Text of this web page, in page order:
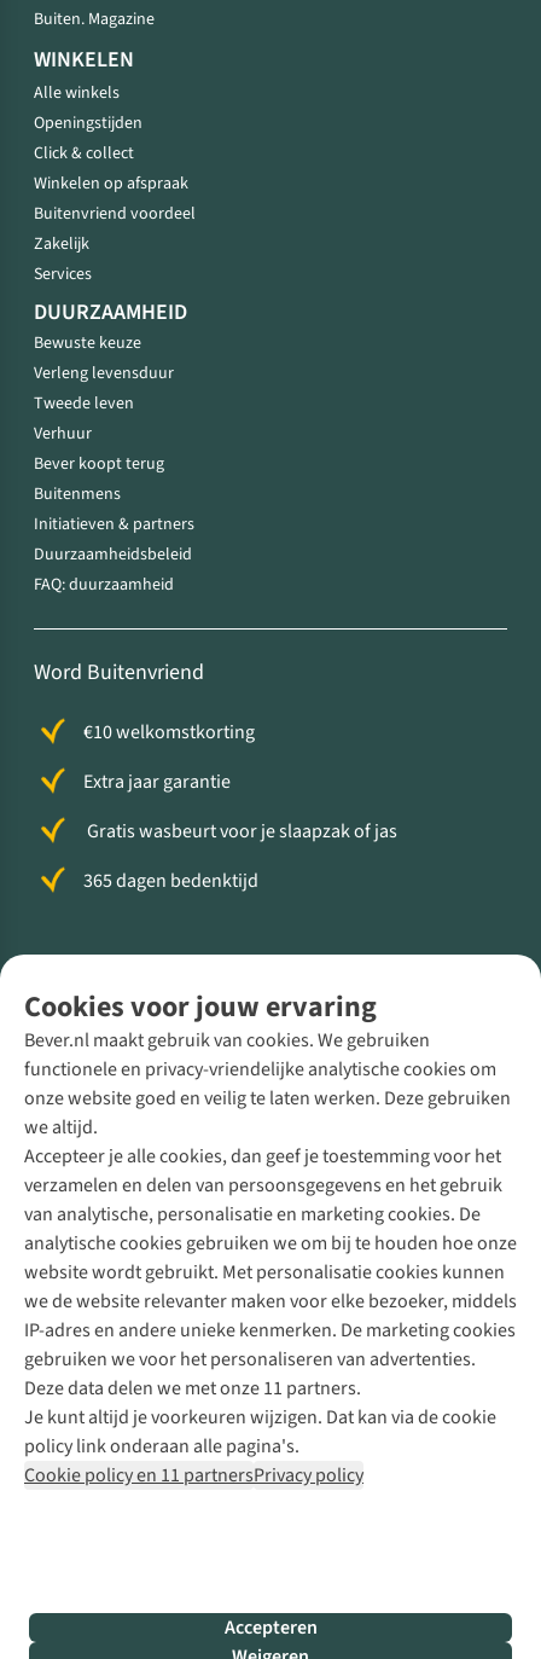
Cookies voor jouw ervaring
Bever.nl maakt gebruik van cookies. We gebruiken
functionele en privacy-vriendelijke analytische cookies om
onze website goed en veilig te laten werken. Deze gebruiken
we altijd.
Accepteer je alle cookies, dan geef je toestemming voor het
verzamelen en delen van persoonsgegevens en het gebruik
van analytische, personalisatie en marketing cookies. De
analytische cookies gebruiken we om bij te houden hoe onze
website wordt gebruikt. Met personalisatie cookies kunnen
we de website relevanter maken voor elke bezoeker, middels
IP-adres en andere unieke kenmerken. De marketing cookies
gebruiken we voor het personaliseren van advertenties.
Deze data delen we met onze 11 partners.
Je kunt altijd je voorkeuren wijzigen. Dat kan via de cookie
policy link onderaan alle pagina's.
Cookie policy en 11 partnersPrivacy policy
Accepteren
Buiten. Magazine
WINKELEN
Alle winkels
Openingstijden
Click & collect
Winkelen op afspraak
Buitenvriend voordeel
Zakelijk
Services
DUURZAAMHEID
Bewuste keuze
Verleng levensduur
Tweede leven
Verhuur
Bever koopt terug
Buitenmens
Initiatieven & partners
Duurzaamheidsbeleid
FAQ: duurzaamheid
Word Buitenvriend
€10 welkomstkorting
Extra jaar garantie
Gratis wasbeurt voor je slaapzak of jas
365 dagen bedenktijd
Direct advies van een Buitenexpert
+31 (0)85 888 50 88
+31 6 12 28 49 80
Contactformulier
Bever